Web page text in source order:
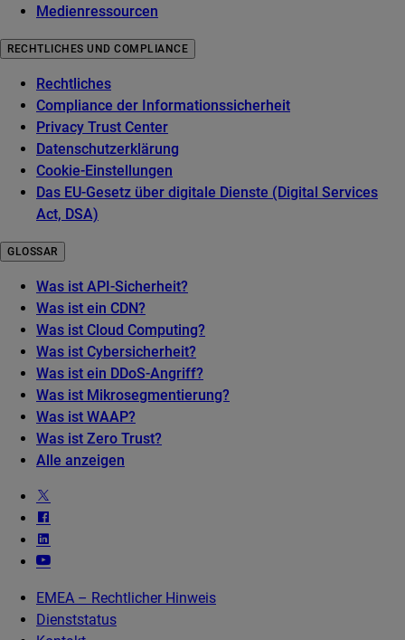
Medienressourcen
RECHTLICHES UND COMPLIANCE
Rechtliches
Compliance der Informationssicherheit
Privacy Trust Center
Datenschutzerklärung
Cookie-Einstellungen
Das EU-Gesetz über digitale Dienste (Digital Services
Act, DSA)
GLOSSAR
Was ist API-Sicherheit?
Was ist ein CDN?
Was ist Cloud Computing?
Was ist Cybersicherheit?
Was ist ein DDoS-Angriff?
Was ist Mikrosegmentierung?
Was ist WAAP?
Was ist Zero Trust?
Alle anzeigen
EMEA – Rechtlicher Hinweis
Dienststatus